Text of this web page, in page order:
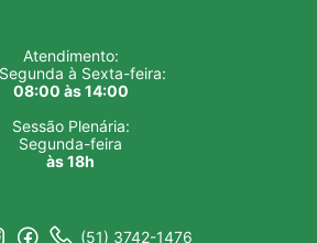
Atendimento:
à Sexta-feira:
08:00 às 14:00
Sessão Plenária:
Segunda-feira
às 18h
(51) 3742-1476